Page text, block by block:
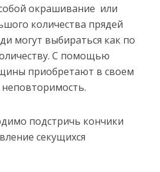
окрашивание или
количества прядей
могут выбираться как по
С помощью
приобретают в своем
подстричь кончики
секущихся